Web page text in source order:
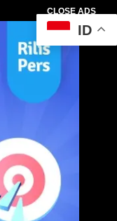
CLOSE ADS
ID